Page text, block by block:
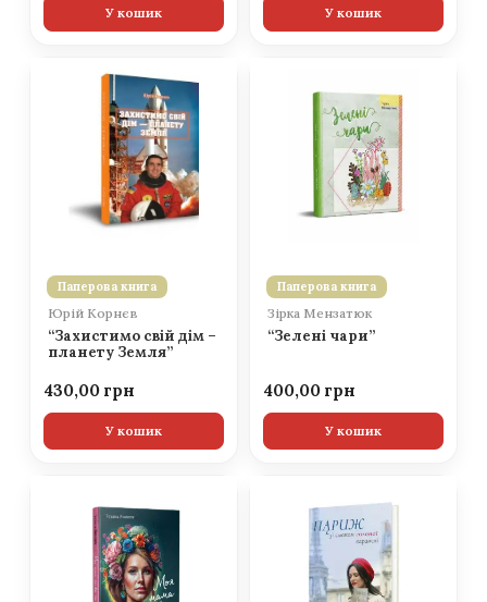
У кошик У кошик
Паперова книга
Юрій Корнєв
“Захистимо свій дім –
планету Земля”
430,00
У кошик
Паперова книга
Зірка Мензатюк
“Зелені чари”
400,00
У кошик